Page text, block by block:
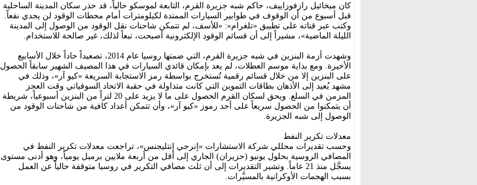
كان ميخائيل رازفوزاييف، حاكم شبه جزيرة القرم، التابعة لموسكو حالياً، قد حذر سكان المدينة الساحلية
قبل أسبوع من أن الوقوف في طوابير السيارات الممتدة لكيلومترات أمام محطات الوقود لن يجدي نفعاً.
وكتب عبر قناته على تطبيق «تلغرام»: «للأسف، لم تتمكن شاحنات نقل الوقود من الوصول إلى المدينة
الليلة الماضية»، مشيراً إلى أن قسائم الوقود الإلكترونية أصبحت، تبعاً لذلك، غير صالحة للاستخدام.
وشهدت أزمة البنزين في شبه جزيرة القرم، التي ضمتها روسيا عام 2014، تصعيداً حاداً خلال الأسابيع
الأخيرة. ومع بداية موسم العطلات، لم يعد بإمكان قائدي السيارات في هذا المصيف الشهير سابقاً الحصول
على البنزين إلا من خلال قسائم رقمية تُستخرج بواسطة رمز الاستجابة السريعة «كيو آر»، وذلك في
مشهد يُعيد إلى الأذهان بطاقات التموين التي كانت متداولة في حقبة الاتحاد السوفياتي وقت العجز
المزمن في السلع. ويحق لسكان القرم الحصول على ما لا يزيد على 20 لتراً من البنزين أسبوعياً، شريطة
أن يتمكنوا من الحصول سريعاً على أحد رموز «كيو آر»، وأن تتمكن أعداد كافية من شاحنات الوقود من
الوصول إلى شبه الجزيرة.
معدلات تكرير النفط
وحسب تقديرات محللي شركة الاستشارات «إنرجي إنتليجنس»، تراجعت معدلات تكرير النفط في
المصافي الروسية بحلول يونيو (حزيران) الجاري إلى أقل من أربعة ملايين برميل يومياً، وهو أدنى مستوى
يسجَّل منذ 21 عاماً. وتشير التقديرات إلى أن ثلث مصافي التكرير في روسيا متوقفة حالياً عن العمل
بسبب الهجمات الأوكرانية بالمسيَّرات.